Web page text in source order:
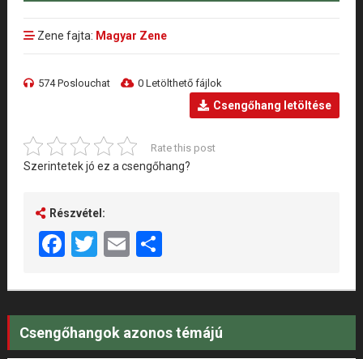
Zene fajta: Magyar Zene
574 Poslouchat 0 Letölthető fájlok
Csengőhang letöltése
Rate this post
Szerintetek jó ez a csengőhang?
Részvétel:
Facebook
Twitter
EmailShare
Csengőhangok azonos témájú